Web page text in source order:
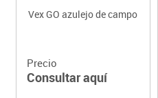
Vex GO azulejo de campo
Precio
Consultar aquí